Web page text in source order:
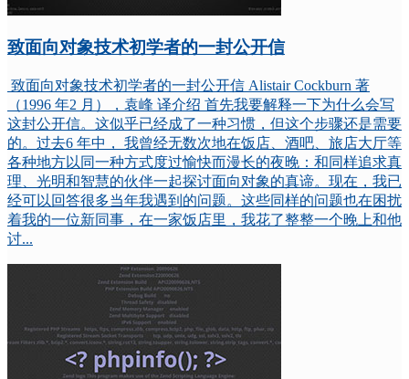
致面向对象技术初学者的一封公开信
致面向对象技术初学者的一封公开信 Alistair Cockburn 著
（1996 年2 月），袁峰 译介绍 首先我要解释一下为什么会写
这封公开信。这似乎已经成了一种习惯，但这个步骤还是需要
的。过去6 年中， 我曾经无数次地在饭店、酒吧、旅店大厅等
各种地方以同一种方式度过愉快而漫长的夜晚：和同样追求真
理、光明和智慧的伙伴一起探讨面向对象的真谛。现在，我已
经可以回答很多当年我遇到的问题。这些同样的问题也在困扰
着我的一位新同事，在一家饭店里，我花了整整一个晚上和他
讨...